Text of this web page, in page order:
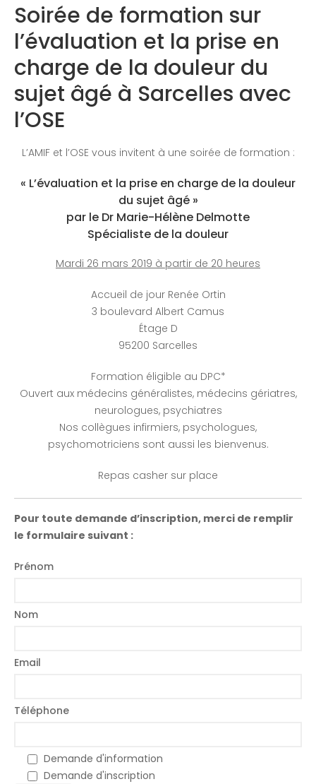
Soirée de formation sur
l’évaluation et la prise en
charge de la douleur du
sujet âgé à Sarcelles avec
l’OSE
L’AMIF et l’OSE vous invitent à une soirée de formation :
« L’évaluation et la prise en charge de la douleur
du sujet âgé »
par le Dr Marie-Hélène Delmotte
Spécialiste de la douleur
Mardi 26 mars 2019 à partir de 20 heures
Accueil de jour Renée Ortin
3 boulevard Albert Camus
Étage D
95200 Sarcelles
Formation éligible au DPC*
Ouvert aux médecins généralistes, médecins gériatres,
neurologues, psychiatres
Nos collègues infirmiers, psychologues,
psychomotriciens sont aussi les bienvenus.
Repas casher sur place
Pour toute demande d’inscription, merci de remplir
le formulaire suivant :
Prénom
Nom
Email
Téléphone
Demande d'information
Demande d'inscription